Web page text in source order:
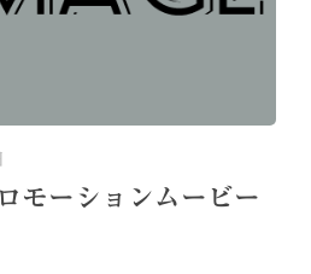
モーションムービー